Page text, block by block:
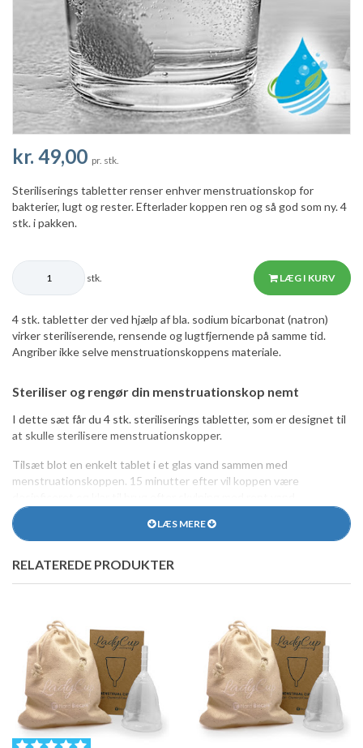
kr. 49,00 pr. stk.
Steriliserings tabletter renser enhver menstruationskop for
bakterier, lugt og rester. Efterlader koppen ren og så god som ny. 4
stk. i pakken.
stk. LÆG I KURV
4 stk. tabletter der ved hjælp af bla. sodium bicarbonat (natron)
virker steriliserende, rensende og lugtfjernende på samme tid.
Angriber ikke selve menstruationskoppens materiale.
Steriliser og rengør din menstruationskop nemt
I dette sæt får du 4 stk. steriliserings tabletter, som er designet til
at skulle sterilisere menstruationskopper.
Tilsæt blot en enkelt tablet i et glas vand sammen med
menstruationskoppen. 15 minutter efter vil koppen være
Disse tabletter dræber effektivt bakterier, vira, svampe og sporer,
er nemme at bruge og pålidelige.
Pakken indeholder 4 stk., som rækker til lang tid, alt efter brug.
LÆS MERE
RELATEREDE PRODUKTER